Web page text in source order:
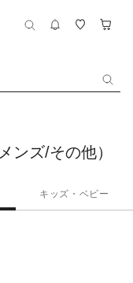
ンズ/その他）
キッズ・ベビー